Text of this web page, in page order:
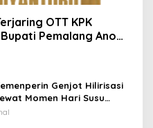
OTT KPK
Pemalang Anom
Genjot Hilirisasi
Momen Hari Susu